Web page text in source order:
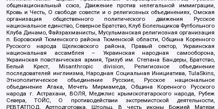
общенациональный союз, Движение против нелегальной иммиграции,
Кровь и Честь, О свободе совести и о религиозных объединениях, Омская
организация общественного политического движения Русское
национальное единство, Северное Братство, Клуб Болельщиков Футбольного
Клуба Динамо, Файзрахманисты, Мусульманская религиозная организация
п. Боровский Тюменского района Тюменской области, Община Коренного
Русского народа Щелковского района, Правый сектор, Украинская
национальная ассамблея – Украинская народная самооборона,
Украинская повстанческая армия, Тризуб им. Степана Бандеры, Братство,
Белый Крест, Misanthropic division, Религиозное объединение
последователей инглиизма, Народная Социальная Инициатива, TulaSkins,
Этнополитическое объединение Русские, Русское национальное
объединение Атака, Мечеть Мирмамеда, Община Коренного Русского
народа г. Астрахани, ВОЛЯ, Меджлис крымскотатарского народа, Рубеж
Севера, ТОЙС, О противодействии экстремистской деятельности,
РЕВТАТПОД, Артподготовка, Штольц, В честь иконы Божией Матери